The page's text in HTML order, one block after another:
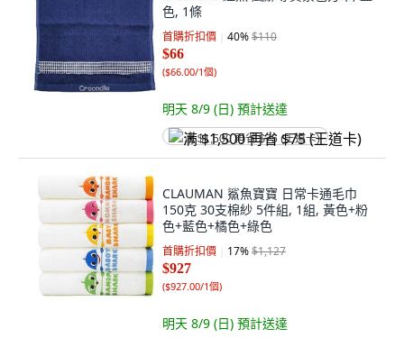
色, 1條
首購折扣價 40%$110
$66
($66.00/1個)
明天 8/9 (日) 預計送達
满 $1,500 再省 $75 (王道卡)
CLAUMAN 鯊魚寶寶 日常卡通毛巾
150克 30支棉紗 5件組, 1組, 黃色+粉
色+藍色+橘色+綠色
首購折扣價 17%$1,127
$927
($927.00/1個)
明天 8/9 (日) 預計送達